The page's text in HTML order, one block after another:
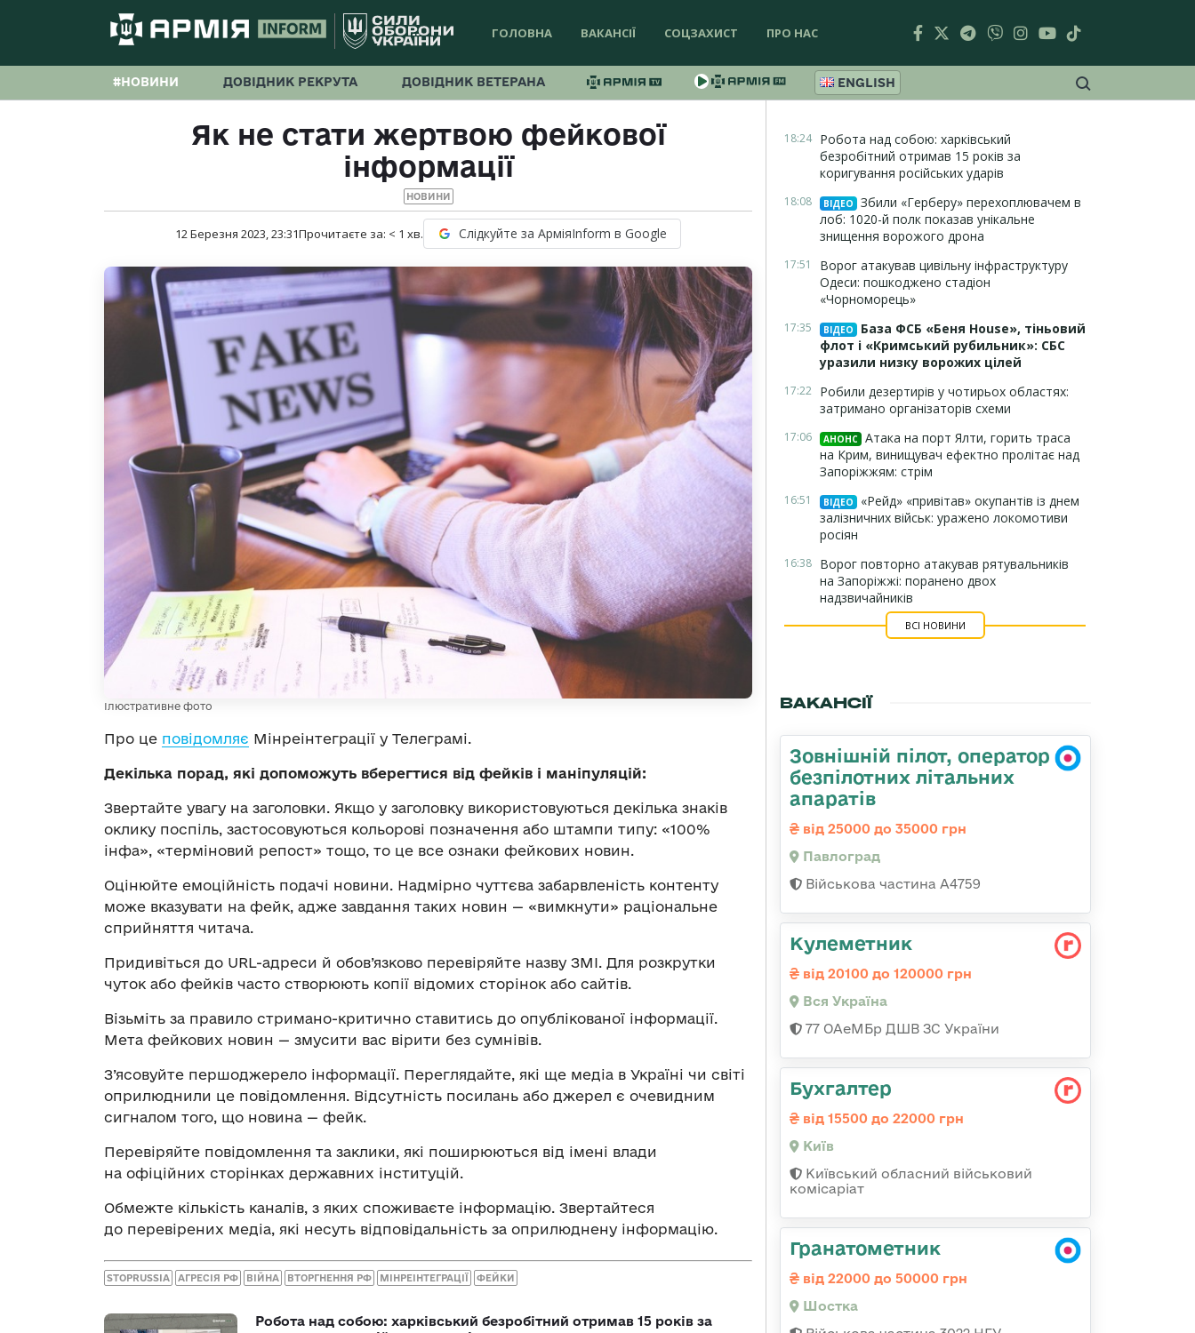
ГОЛОВНА ВАКАНСІЇ СОЦЗАХИСТ ПРО НАС
#НОВИНИ ДОВІДНИК РЕКРУТА ДОВІДНИК ВЕТЕРАНА ENGLISH
Як не стати жертвою фейкової
інформації
НОВИНИ
12 Березня 2023, 23:31Прочитаєте за: < 1 хв. Слідкуйте за АрміяInform в Google
Ілюстративне фото
Про це повідомляє Мінреінтеграції у Телеграмі.
Декілька порад, які допоможуть вберегтися від фейків і маніпуляцій:
Звертайте увагу на заголовки. Якщо у заголовку використовуються декілька знаків
оклику поспіль, застосовуються кольорові позначення або штампи типу: «100%
інфа», «терміновий репост» тощо, то це все ознаки фейкових новин.
Оцінюйте емоційність подачі новини. Надмірно чуттєва забарвленість контенту
може вказувати на фейк, адже завдання таких новин — «вимкнути» раціональне
сприйняття читача.
Придивіться до URL-адреси й обов’язково перевіряйте назву ЗМІ. Для розкрутки
чуток або фейків часто створюють копії відомих сторінок або сайтів.
Візьміть за правило стримано-критично ставитись до опублікованої інформації.
Мета фейкових новин — змусити вас вірити без сумнівів.
З’ясовуйте першоджерело інформації. Переглядайте, які ще медіа в Україні чи світі
оприлюднили це повідомлення. Відсутність посилань або джерел є очевидним
сигналом того, що новина — фейк.
Перевіряйте повідомлення та заклики, які поширюються від імені влади
на офіційних сторінках державних інституцій.
Обмежте кількість каналів, з яких споживаєте інформацію. Звертайтеся
до перевірених медіа, які несуть відповідальність за оприлюднену інформацію.
STOPRUSSIA АГРЕСІЯ РФ ВІЙНА ВТОРГНЕННЯ РФ МІНРЕІНТЕГРАЦІЇ ФЕЙКИ
Робота над собою: харківський безробітний отримав 15 років за
18:24 Робота над собою: харківський
безробітний отримав 15 років за
коригування російських ударів
18:08 ВІДЕО
Збили «Герберу» перехоплювачем в
лоб: 1020-й полк показав унікальне
знищення ворожого дрона
17:51
Ворог атакував цивільну інфраструктуру
Одеси: пошкоджено стадіон
«Чорноморець»
17:35 ВІДЕО
База ФСБ «Беня House», тіньовий
флот і «Кримський рубильник»: СБС
уразили низку ворожих цілей
17:22 Робили дезертирів у чотирьох областях:
затримано організаторів схеми
17:06 АНОНС Атака на порт Ялти, горить траса
на Крим, винищувач ефектно пролітає над
Запоріжжям: стрім
16:51 ВІДЕО
«Рейд» «привітав» окупантів із днем
залізничних військ: уражено локомотиви
росіян
16:38 Ворог повторно атакував рятувальників
на Запоріжжі: поранено двох
надзвичайників
ВСІ НОВИНИ
ВАКАНСІЇ
Зовнішній пілот, оператор
безпілотних літальних
апаратів
від 25000 до 35000 грн
Павлоград
Військова частина А4759
Кулеметник
від 20100 до 120000 грн
Вся Україна
77 ОАеМБр ДШВ ЗС України
Бухгалтер
від 15500 до 22000 грн
Київ
Київський обласний військовий
комісаріат
Гранатометник
від 22000 до 50000 грн
Шостка